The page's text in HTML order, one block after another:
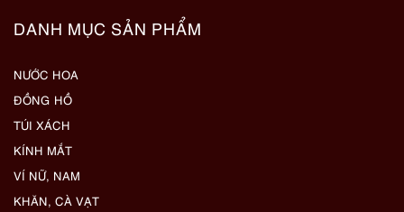
DANH MỤC SẢN PHẨM
NƯỚC HOA
ĐỒNG HỒ
TÚI XÁCH
KÍNH MẮT
VÍ NỮ, NAM
KHĂN, CÀ VẠT